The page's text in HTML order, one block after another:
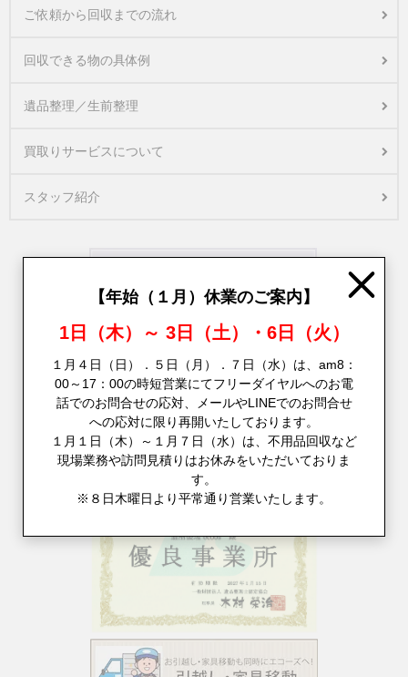
ご依頼から回収までの流れ
回収できる物の具体例
遺品整理／生前整理
買取りサービスについて
スタッフ紹介
【年始（１月）休業のご案内】
1日（木）～ 3日（土）・6日（火）
１月４日（日）．５日（月）．７日（水）は、am8：
00～17：00の時短営業にてフリーダイヤルへのお電
話でのお問合せの応対、メールやLINEでのお問合せ
への応対に限り再開いたしております。
１月１日（木）～１月７日（水）は、不用品回収など
現場業務や訪問見積りはお休みをいただいておりま
す。
※８日木曜日より平常通り営業いたします。
Close